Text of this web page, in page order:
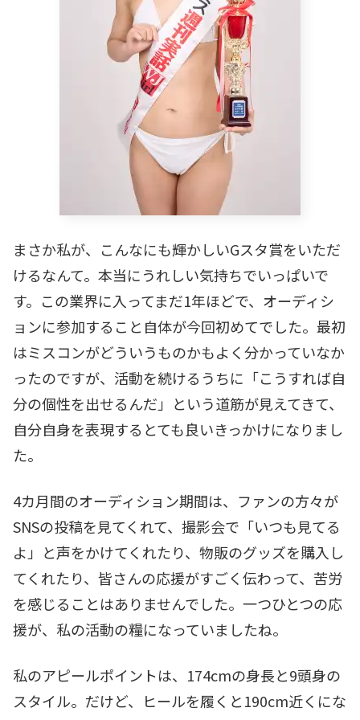
まさか私が、こんなにも輝かしいGスタ賞をいただ
けるなんて。本当にうれしい気持ちでいっぱいで
す。この業界に入ってまだ1年ほどで、オーディシ
ョンに参加すること自体が今回初めてでした。最初
はミスコンがどういうものかもよく分かっていなか
ったのですが、活動を続けるうちに「こうすれば自
分の個性を出せるんだ」という道筋が見えてきて、
自分自身を表現するとても良いきっかけになりまし
た。
4カ月間のオーディション期間は、ファンの方々が
SNSの投稿を見てくれて、撮影会で「いつも見てる
よ」と声をかけてくれたり、物販のグッズを購入し
てくれたり、皆さんの応援がすごく伝わって、苦労
を感じることはありませんでした。一つひとつの応
援が、私の活動の糧になっていましたね。
私のアピールポイントは、174cmの身長と9頭身の
スタイル。だけど、ヒールを履くと190cm近くにな